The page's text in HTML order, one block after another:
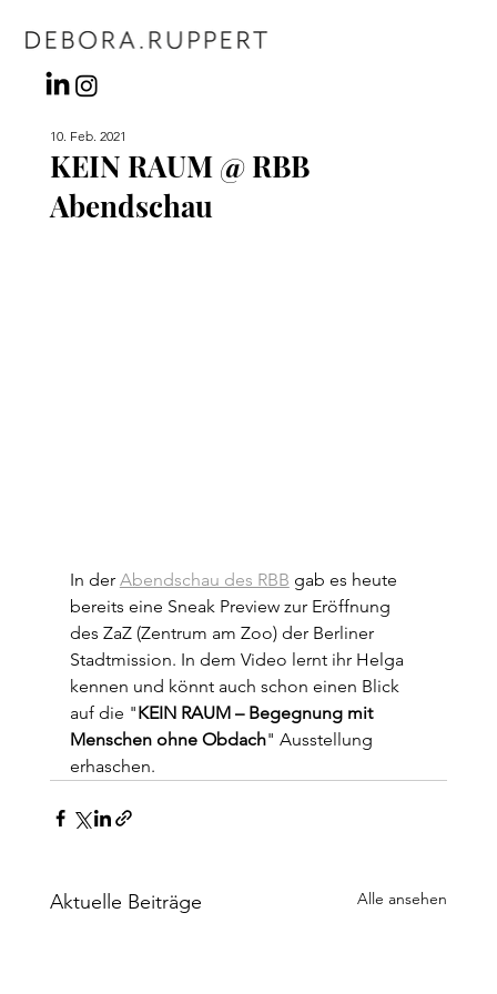
KEIN RAUM @ RBB
Abendschau
10. Feb. 2021
In der Abendschau des RBB gab es heute
bereits eine Sneak Preview zur Eröffnung
des ZaZ (Zentrum am Zoo) der Berliner
Stadtmission. In dem Video lernt ihr Helga
kennen und könnt auch schon einen Blick
auf die "KEIN RAUM – Begegnung mit
Menschen ohne Obdach" Ausstellung
erhaschen.
Aktuelle Beiträge Alle ansehen